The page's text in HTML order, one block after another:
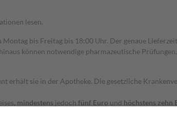
lesen.
bis Freitag bis 18:00 Uhr. Der genaue
können notwendige pharmazeutische
erhält sie in der Apotheke. Die gesetzliche
mindestens jedoch fünf Euro und höchstens zehn